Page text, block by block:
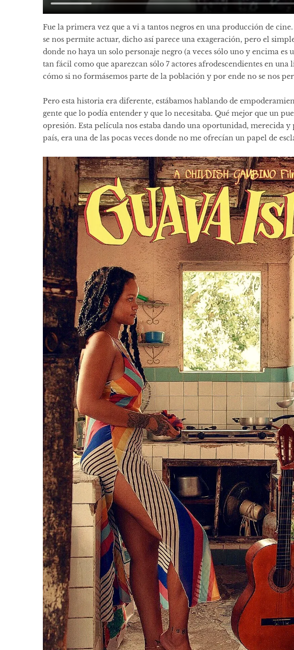
Fue la primera vez que a vi a tantos negros en una producción de
se nos permite actuar, dicho así parece una exageración, pero el
donde no haya un solo personaje negro (a veces sólo uno y encima
tan fácil como que aparezcan sólo 7 actores afrodescendientes en una
cómo si no formásemos parte de la población y por ende no se nos
Pero esta historia era diferente, estábamos hablando de
gente que lo podía entender y que lo necesitaba. Qué mejor que un
opresión. Esta película nos estaba dando una oportunidad, merecida
país, era una de las pocas veces donde no me ofrecían un papel de